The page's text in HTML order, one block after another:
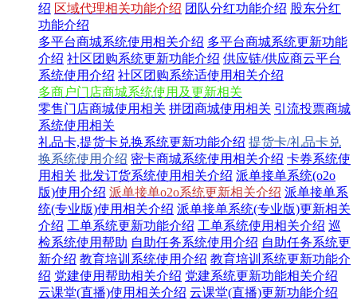
绍 区域代理相关功能介绍 团队分红功能介绍 股东分红
功能介绍
多平台商城系统使用相关介绍 多平台商城系统更新功能
介绍 社区团购系统更新功能介绍 供应链/供应商云平台
系统使用介绍 社区团购系统适使用相关介绍
多商户门店商城系统使用及更新相关
零售门店商城使用相关 拼团商城使用相关 引流投票商城
系统使用相关
礼品卡,提货卡兑换系统更新功能介绍 提货卡/礼品卡兑
换系统使用介绍 密卡商城系统使用相关介绍 卡券系统使
用相关 批发订货系统使用相关介绍 派单接单系统(o2o
版)使用介绍 派单接单o2o系统更新相关介绍 派单接单系
统(专业版)使用相关介绍 派单接单系统(专业版)更新相关
介绍 工单系统更新功能介绍 工单系统使用相关介绍 巡
检系统使用帮助 自助任务系统使用介绍 自助任务系统更
新介绍 教育培训系统使用介绍 教育培训系统更新功能介
绍 党建使用帮助相关介绍 党建系统更新功能相关介绍
云课堂(直播)使用相关介绍 云课堂(直播)更新功能介绍